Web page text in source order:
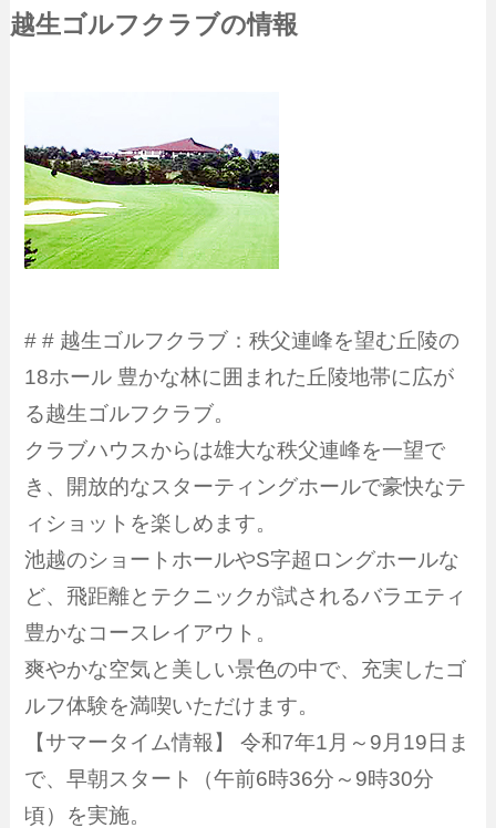
越生ゴルフクラブの情報
# # 越生ゴルフクラブ：秩父連峰を望む丘陵の
18ホール 豊かな林に囲まれた丘陵地帯に広が
る越生ゴルフクラブ。
クラブハウスからは雄大な秩父連峰を一望で
き、開放的なスターティングホールで豪快なテ
ィショットを楽しめます。
池越のショートホールやS字超ロングホールな
ど、飛距離とテクニックが試されるバラエティ
豊かなコースレイアウト。
爽やかな空気と美しい景色の中で、充実したゴ
ルフ体験を満喫いただけます。
【サマータイム情報】 令和7年1月～9月19日ま
で、早朝スタート（午前6時36分～9時30分
頃）を実施。